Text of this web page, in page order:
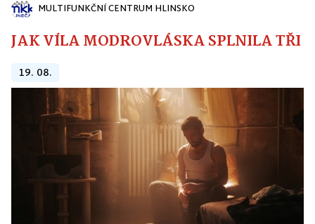
MULTIFUNKČNÍ CENTRUM HLINSKO
JAK VÍLA MODROVLÁSKA SPLNILA
19. 08.